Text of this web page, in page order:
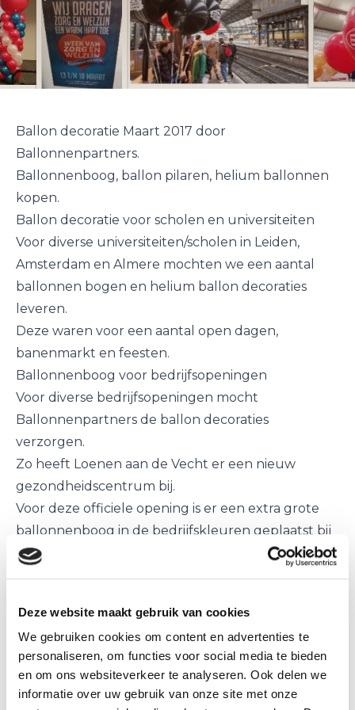
Deze website maakt gebruik van cookies
We gebruiken cookies om content en advertenties te
personaliseren, om functies voor social media te bieden
en om ons websiteverkeer te analyseren. Ook delen we
informatie over uw gebruik van onze site met onze
Ballon decoratie Maart 2017 door
Ballonnenpartners.
Ballonnenboog, ballon pilaren, helium ballonnen
kopen.
Ballon decoratie voor scholen en universiteiten
Voor diverse universiteiten/scholen in Leiden,
Amsterdam en Almere mochten we een aantal
ballonnen bogen en helium ballon decoraties
leveren.
Deze waren voor een aantal open dagen,
banenmarkt en feesten.
Ballonnenboog voor bedrijfsopeningen
Voor diverse bedrijfsopeningen mocht
Ballonnenpartners de ballon decoraties
verzorgen.
Zo heeft Loenen aan de Vecht er een nieuw
gezondheidscentrum bij.
Voor deze officiele opening is er een extra grote
ballonnenboog in de bedrijfskleuren geplaatst bij
de entree.
Kringloop winkel De Arm in Utrecht uitgebreid
centrum.
Voor de opening van deze winkel ook een in
bedrijfskleuren gemaakte ballonnenboog
geplaatst.